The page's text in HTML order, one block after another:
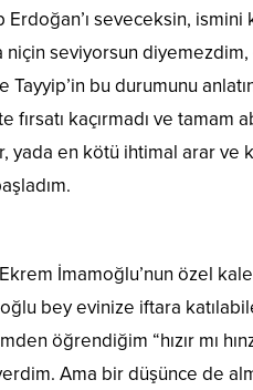
seveceksin, ismini
seviyorsun
bu durumunu
fırsatı kaçırmadı ve tamam
en kötü ihtimal arar ve
İmamoğlu’nun özel
bey evinize iftara
öğrendiğim “hızır mı
Ama bir düşünce de